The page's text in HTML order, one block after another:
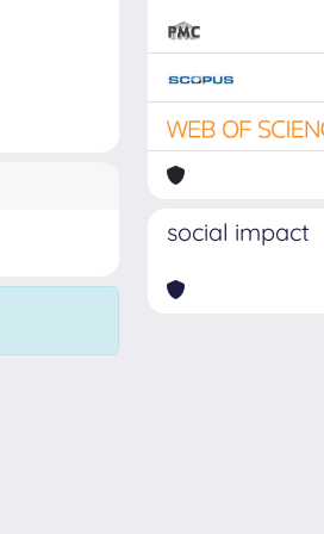
social impact